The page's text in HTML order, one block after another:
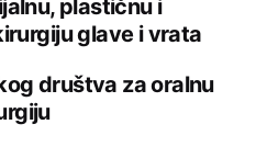
plastičnu i
glave i vrata
društva za oralnu